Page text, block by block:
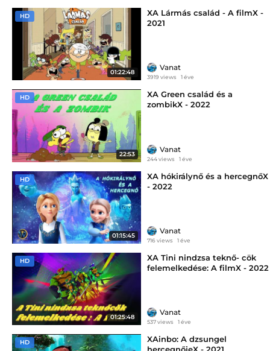
HD
01:22:48
XA Lármás család - A filmX -
2021
Vanat
3919 views 1 éve
HD
22:53
XA Green család és a
zombikX - 2022
Vanat
244 views 1 éve
HD
01:15:45
XA hókirálynő és a hercegnőX
- 2022
Vanat
716 views 1 éve
HD
01:25:48
XA Tini nindzsa teknő- cök
felemelkedése: A filmX - 2022
Vanat
537 views 1 éve
HD
XAinbo: A dzsungel